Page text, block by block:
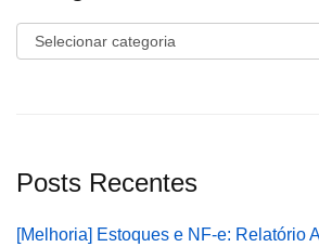
Categorias
Posts Recentes
[Melhoria] Estoques e NF-e: Relatório